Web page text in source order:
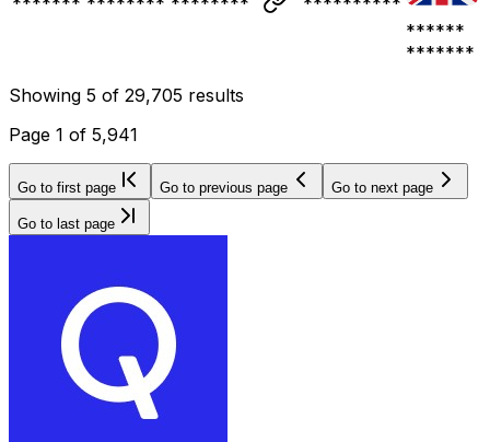
******
*******
Showing 5 of 29,705 results
Page 1 of 5,941
Go to first page Go to previous page Go to next page
Go to last page